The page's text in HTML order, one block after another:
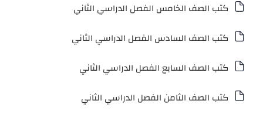
كتب الصف الخامس الفصل الدراسي الثاني
كتب الصف السادس الفصل الدراسي الثاني
كتب الصف السابع الفصل الدراسي الثاني
كتب الصف الثامن الفصل الدراسي الثاني